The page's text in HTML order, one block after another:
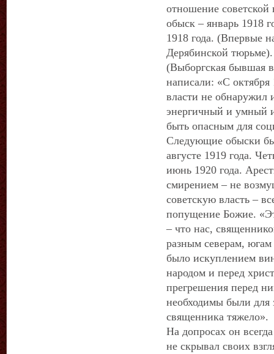
отношение советской
обыск – январь 1918
1918 года. (Впервые
Дерябинской тюрьме).
(Выборгская бывшая
написали: «С октября
власти не обнаружил
энергичный и умный
быть опасным для
Следующие обыски
августе 1919 года.
июнь 1920 года.
смирением – не
советскую власть –
попущение Божие.
– что нас,
разным северам,
было искуплением
народом и перед
прегрешения перед
необходимы были для
священника тяжело».
На допросах он
не скрывал своих